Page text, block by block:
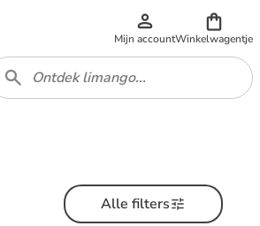
Mijn accountWinkelwagentje
Alle filters